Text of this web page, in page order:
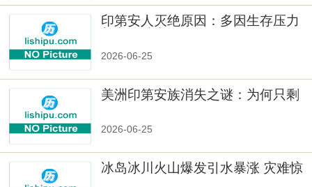
印第安人灭绝原因：多因生存压力
2026-06-25
美洲印第安族消失之谜：为何只剩
2026-06-25
冰岛冰川火山爆发引水暴涨 灾难惊